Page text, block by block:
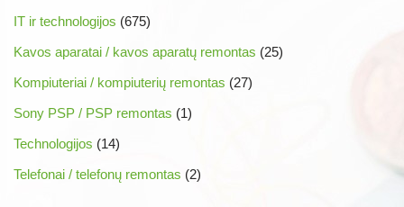
IT ir technologijos (675)
Kavos aparatai / kavos aparatų remontas (25)
Kompiuteriai / kompiuterių remontas (27)
Sony PSP / PSP remontas (1)
Technologijos (14)
Telefonai / telefonų remontas (2)